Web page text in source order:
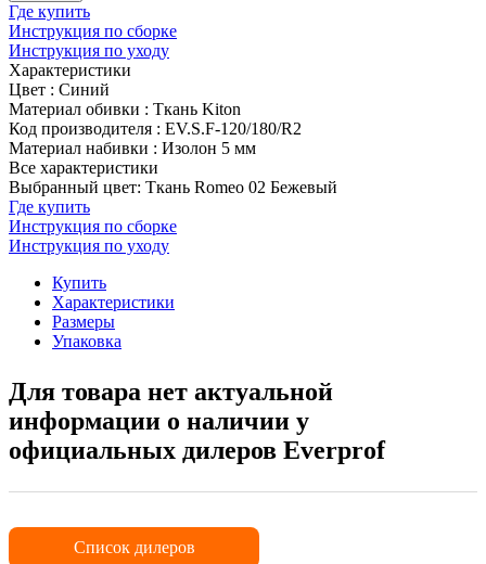
Где купить
Инструкция по сборке
Инструкция по уходу
Характеристики
Цвет : Синий
Материал обивки : Ткань Kiton
Код производителя : EV.S.F-120/180/R2
Материал набивки : Изолон 5 мм
Все характеристики
Выбранный цвет: Ткань Romeo 02 Бежевый
Где купить
Инструкция по сборке
Инструкция по уходу
Купить
Характеристики
Размеры
Упаковка
Для товара нет актуальной
информации о наличии у
официальных дилеров Everprof
Список дилеров